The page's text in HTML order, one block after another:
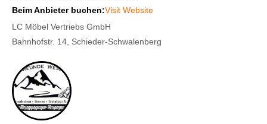
Beim Anbieter buchen:Visit Website
LC Möbel Vertriebs GmbH
Bahnhofstr. 14, Schieder-Schwalenberg